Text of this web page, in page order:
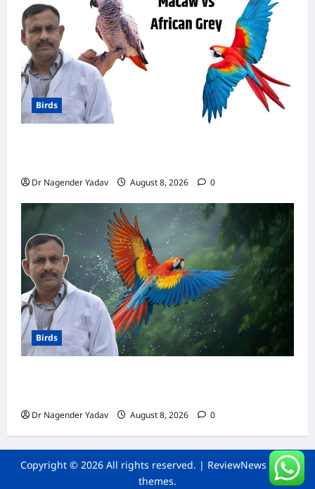
Birds
Dr Nagender Yadav August 8, 2026 0
Birds
Dr Nagender Yadav August 8, 2026 0
Copyright © 2026 All rights reserved. | ReviewNews by AF
themes.